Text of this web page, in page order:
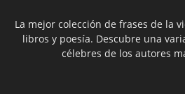
La mejor colección de frases de la
libros y poesía. Descubre una
célebres de los autores